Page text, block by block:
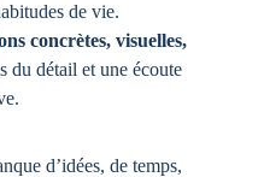
de vie.
concrètes, visuelles,
du détail et une écoute
d’idées, de temps,